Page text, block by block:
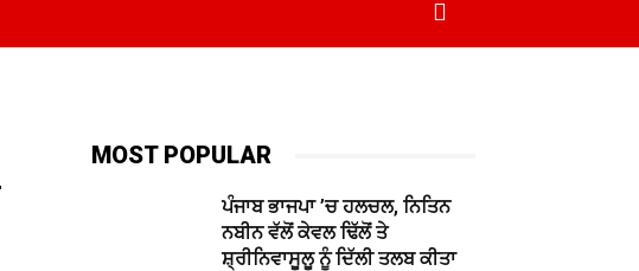
MOST POPULAR
ਪੰਜਾਬ ਭਾਜਪਾ ’ਚ ਹਲਚਲ, ਨਿਤਿਨ
ਨਬੀਨ ਵੱਲੋਂ ਕੇਵਲ ਢਿੱਲੋਂ ਤੇ
ਸ਼੍ਰੀਨਿਵਾਸੂਲੂ ਨੂੰ ਦਿੱਲੀ ਤਲਬ ਕੀਤਾ